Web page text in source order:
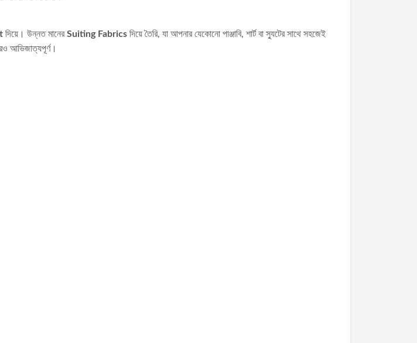
দিয়ে। উন্নত মানেরSuiting Fabrics দিয়ে তৈরি, যা আপনার যেকোনো পাঞ্জাবি, শার্ট বা স্যুটের সাথে সহজেই
আভিজাত্যপূর্ণ।